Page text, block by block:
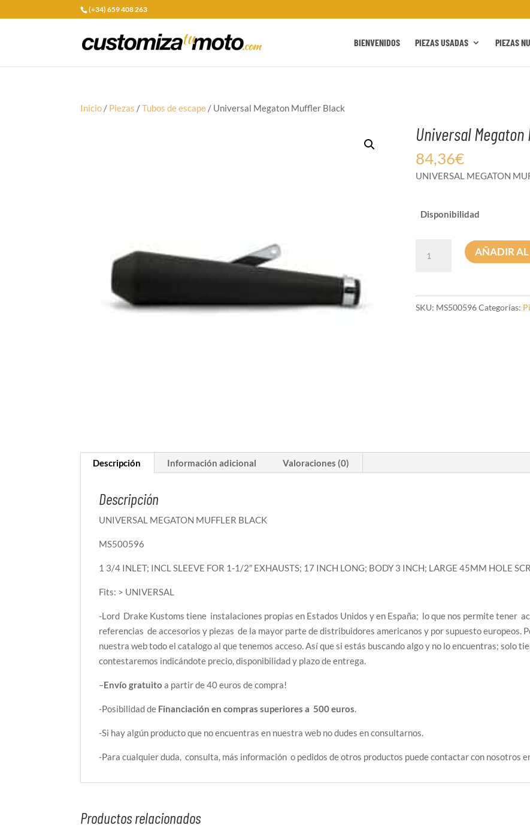
(+34) 659 408 263
BIENVENIDOS PIEZAS USADAS PIEZAS
Inicio / Piezas /Tubos de escape / Universal Megaton Muffler Black
Universal
84,36€
UNIVERSAL MEGATON
Disponibilidad
Megaton
cantidad
AÑADIR AL
SKU: MS500596 Categorías:
Descripción Información adicional Valoraciones (0)
Descripción
UNIVERSAL MEGATON MUFFLER BLACK
MS500596
1 3/4 INLET; INCL SLEEVE FOR 1-1/2″ EXHAUSTS; 17 INCH LONG; BODY 3 INCH; LARGE 45MM HOLE
Fits: > UNIVERSAL
-Lord Drake Kustoms tiene instalaciones propias en Estados Unidos y en España; lo que nos permite tener
referencias de accesorios y piezas de la mayor parte de distribuidores americanos y por supuesto europeos.
nuestra web todo el catalogo al que tenemos acceso. Así que si estás buscando algo y no lo encuentras; solo
contestaremos indicándote precio, disponibilidad y plazo de entrega.
–Envío gratuito a partir de 40 euros de compra!
-Posibilidad de Financiación en compras superiores a 500 euros.
-Si hay algún producto que no encuentras en nuestra web no dudes en consultarnos.
-Para cualquier duda, consulta, más información o pedidos de otros productos puede contactar con nosotros
Productos relacionados